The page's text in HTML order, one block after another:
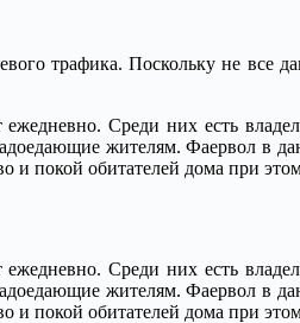
трафика. Поскольку не все
Среди них есть
жителям. Фаервол в
покой обитателей дома при этом
Среди них есть
жителям. Фаервол в
покой обитателей дома при этом